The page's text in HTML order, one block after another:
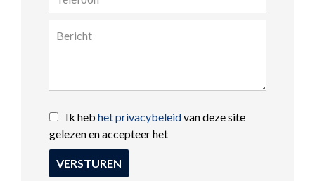
Ik heb het privacybeleidvan deze site
gelezen en accepteer het
VERSTUREN